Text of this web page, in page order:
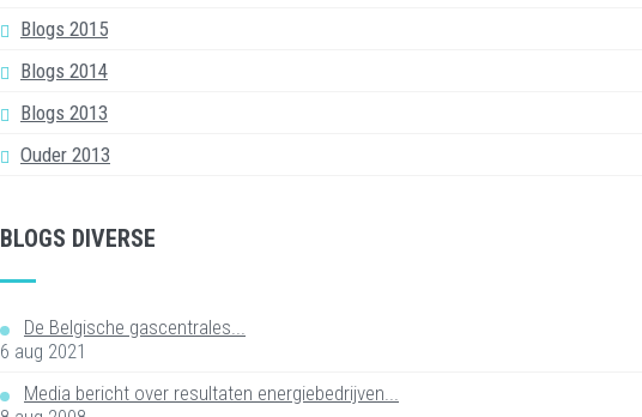
Blogs 2015
Blogs 2014
Blogs 2013
Ouder 2013
BLOGS DIVERSE
De Belgische gascentrales...
6 aug 2021
Media bericht over resultaten energiebedrijven...